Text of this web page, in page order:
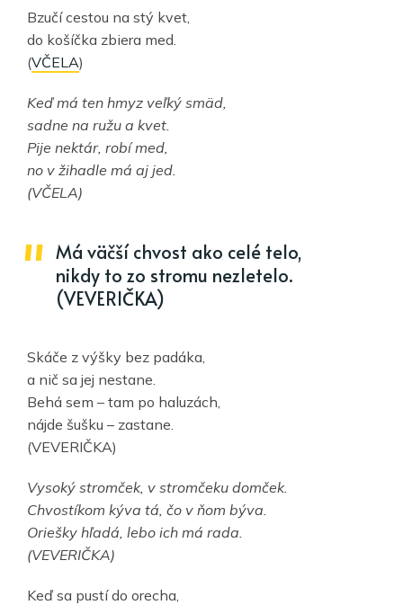
Bzučí cestou na stý kvet,
do košíčka zbiera med.
(VČELA)
Keď má ten hmyz veľký smäd,
sadne na ružu a kvet.
Pije nektár, robí med,
no v žihadle má aj jed.
(VČELA)
Má väčší chvost ako celé telo,
nikdy to zo stromu nezletelo.
(VEVERIČKA)
Skáče z výšky bez padáka,
a nič sa jej nestane.
Behá sem – tam po haluzách,
nájde šušku – zastane.
(VEVERIČKA)
Vysoký stromček, v stromčeku domček.
Chvostíkom kýva tá, čo v ňom býva.
Oriešky hľadá, lebo ich má rada.
(VEVERIČKA)
Keď sa pustí do orecha,